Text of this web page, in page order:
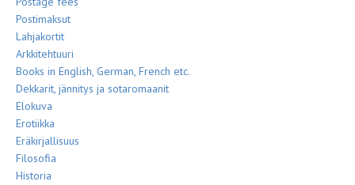
Postimaksut
Lahjakortit
Arkkitehtuuri
Books in English, German, French etc.
Dekkarit, jännitys ja sotaromaanit
Elokuva
Erotiikka
Eräkirjallisuus
Filosofia
Historia